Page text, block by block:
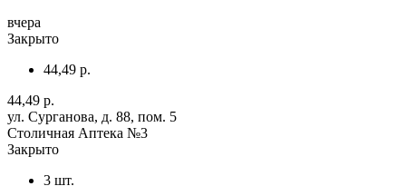
вчера
Закрыто
44,49 р.
44,49 р.
ул. Сурганова, д. 88, пом. 5
Столичная Аптека №3
Закрыто
3 шт.